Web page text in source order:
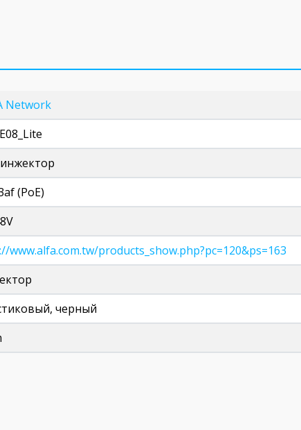
Network
(PoE)
www.alfa.com.tw/products_show.php?pc=120&ps=163
черный